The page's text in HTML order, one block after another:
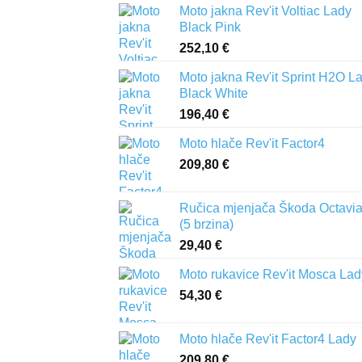
Moto jakna Rev'it Voltiac Lady
Black Pink
252,10 €
Moto jakna Rev'it Sprint H2O
Black White
196,40 €
Moto hlače Rev'it Factor4
209,80 €
Ručica mjenjača Škoda Octavia
(5 brzina)
29,40 €
Moto rukavice Rev'it Mosca
54,30 €
Moto hlače Rev'it Factor4 Lady